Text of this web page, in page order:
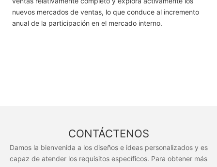
nuevos mercados de ventas, lo que conduce al incremento
anual de la participación en el mercado interno.
CONTÁCTENOS
Damos la bienvenida a los diseños e ideas personalizados y es
capaz de atender los requisitos específicos. Para obtener más